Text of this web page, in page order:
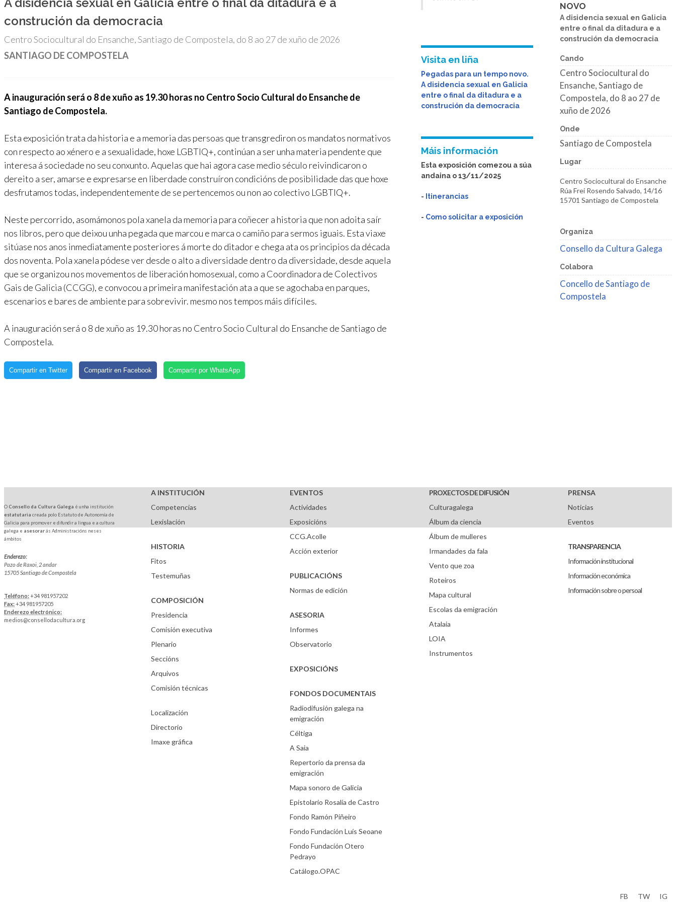
construción da democracia
Centro Sociocultural do Ensanche, Santiago de Compostela, do 8 ao 27 de xuño de 2026
SANTIAGO DE COMPOSTELA
A inauguración será o 8 de xuño as 19.30 horas no Centro Socio Cultural do Ensanche de
Santiago de Compostela.
Esta exposición trata da historia e a memoria das persoas que transgrediron os mandatos normativos
con respecto ao xénero e a sexualidade, hoxe LGBTIQ+, continúan a ser unha materia pendente que
interesa á sociedade no seu conxunto. Aquelas que hai agora case medio século reivindicaron o
dereito a ser, amarse e expresarse en liberdade construíron condicións de posibilidade das que hoxe
desfrutamos todas, independentemente de se pertencemos ou non ao colectivo LGBTIQ+.
Neste percorrido, asomámonos pola xanela da memoria para coñecer a historia que non adoita saír
nos libros, pero que deixou unha pegada que marcou e marca o camiño para sermos iguais. Esta viaxe
sitúase nos anos inmediatamente posteriores á morte do ditador e chega ata os principios da década
dos noventa. Pola xanela pódese ver desde o alto a diversidade dentro da diversidade, desde aquela
que se organizou nos movementos de liberación homosexual, como a Coordinadora de Colectivos
Gais de Galicia (CCGG), e convocou a primeira manifestación ata a que se agochaba en parques,
escenarios e bares de ambiente para sobrevivir. mesmo nos tempos máis difíciles.
A inauguración será o 8 de xuño as 19.30 horas no Centro Socio Cultural do Ensanche de Santiago de
Compostela.
Compartir en Twitter Compartir en Facebook Compartir por WhatsApp
Visita en liña
Pegadas para un tempo novo.
A disidencia sexual en Galicia
entre o final da ditadura e a
construción da democracia
Máis información
Esta exposición comezou a súa
andaina o 13/11/2025
- Itinerancias
- Como solicitar a exposición
NOVO
A disidencia sexual en Galicia
entre o final da ditadura e a
construción da democracia
Cando
Centro Sociocultural do
Ensanche, Santiago de
Compostela, do 8 ao 27 de
xuño de 2026
Onde
Santiago de Compostela
Lugar
Centro Sociocultural do Ensanche
Rúa Frei Rosendo Salvado, 14/16
15701 Santiago de Compostela
Organiza
Consello da Cultura Galega
Colabora
Concello de Santiago de
Compostela
O Consello da Cultura Galega é unha institución
estatutaria creada polo Estatuto de Autonomía de
Galicia para promover e difundir a lingua e a cultura
galega e asesorarás Administracións neses
ámbitos
Enderezo:
Pazo de Raxoi, 2 andar
15705 Santiago de Compostela
Teléfono:+34 981957202
Fax:+34 981957205
Enderezo electrónico:
medios@consellodacultura.org
A INSTITUCIÓN
Competencias
Lexislación
HISTORIA
Fitos
Testemuñas
COMPOSICIÓN
Presidencia
Comisión executiva
Plenario
Seccións
Arquivos
Comisión técnicas
Localización
Directorio
Imaxe gráfica
EVENTOS
Actividades
Exposicións
CCG.Acolle
Acción exterior
PUBLICACIÓNS
Normas de edición
ASESORIA
Informes
Observatorio
EXPOSICIÓNS
FONDOS DOCUMENTAIS
Radiodifusión galega na
emigración
Céltiga
A Saia
Repertorio da prensa da
emigración
Mapa sonoro de Galicia
Epistolario Rosalía de Castro
Fondo Ramón Piñeiro
Fondo Fundación Luís Seoane
Fondo Fundación Otero
Pedrayo
Catálogo.OPAC
PROXECTOS DE DIFUSIÓN
Culturagalega
Álbum da ciencia
Álbum de mulleres
Irmandades da fala
Vento que zoa
Roteiros
Mapa cultural
Escolas da emigración
Atalaia
LOIA
Instrumentos
PRENSA
Noticias
Eventos
TRANSPARENCIA
Información institucional
Información económica
Información sobre o persoal
FB TW IG